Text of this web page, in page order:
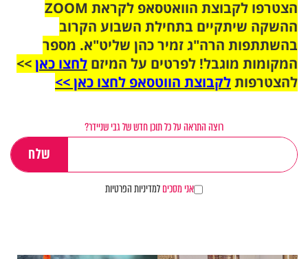
הצטרפו לקבוצת הוואטסאפ לקראת ZOOM
ההשקה שיתקיים בתחילת השבוע הקרוב
בהשתתפות הרה"ג זמיר כהן שליט"א. מספר
המקומות מוגבל! לפרטים על המיזם לחצו כאן>>
להצטרפותלקבוצת הווטסאפ לחצו כאן >>
רוצה התראה על כל תוכן חדש של גבי שניידר?
אני מסכיםלמדיניות הפרטיות